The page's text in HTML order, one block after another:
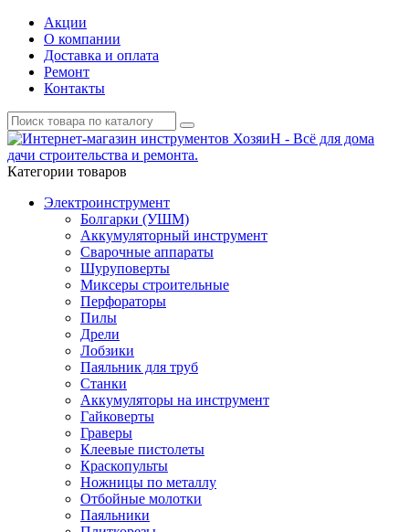
Акции
О компании
Доставка и оплата
Ремонт
Контакты
Категории товаров
Электроинструмент
Болгарки (УШМ)
Аккумуляторный инструмент
Сварочные аппараты
Шуруповерты
Миксеры строительные
Перфораторы
Пилы
Дрели
Лобзики
Паяльник для труб
Станки
Аккумуляторы на инструмент
Гайковерты
Граверы
Клеевые пистолеты
Краскопульты
Ножницы по металлу
Отбойные молотки
Паяльники